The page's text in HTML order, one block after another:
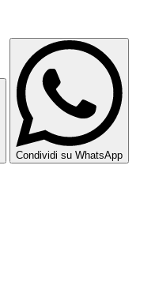
Condividi su WhatsApp